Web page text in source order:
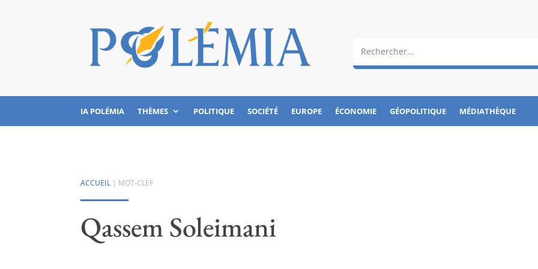
IA POLÉMIA THÈMES POLITIQUE SOCIÉTÉ EUROPE ÉCONOMIE GÉOPOLITIQUE MÉDIATHÈQUE
ACCUEIL | MOT-CLEF
Qassem Soleimani